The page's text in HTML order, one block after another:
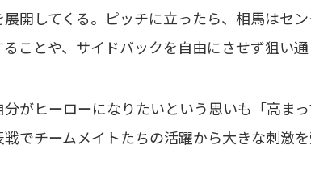
開してくる。ピッチに立ったら、相馬はセ
ことや、サイドバックを自由にさせず狙い
がヒーローになりたいという思いも「高ま
でチームメイトたちの活躍から大きな刺激